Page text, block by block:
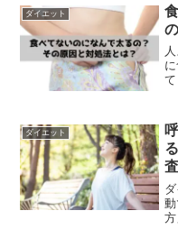
ダイエット
ダイエット
方